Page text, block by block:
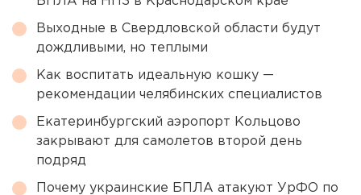
Выходные в Свердловской области будут
дождливыми, но теплыми
Как воспитать идеальную кошку —
рекомендации челябинских специалистов
Екатеринбургский аэропорт Кольцово
закрывают для самолетов второй день
подряд
Почему украинские БПЛА атакуют УрФО по